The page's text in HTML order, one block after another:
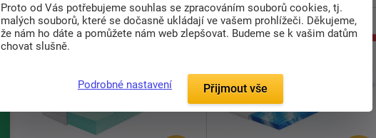
Proto od Vás potřebujeme souhlas se zpracováním souborů cookies, tj.
malých souborů, které se dočasně ukládají ve vašem prohlížeči. Děkujeme,
že nám ho dáte a pomůžete nám web zlepšovat. Budeme se k vašim datům
chovat slušně.
Podrobné nastavení Přijmout vše